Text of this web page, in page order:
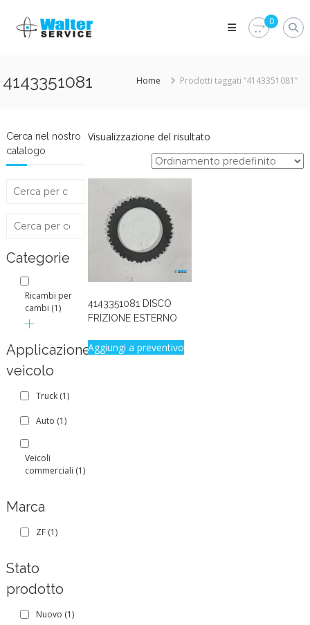
content
Walter
Service
parti
veicolo?
Vieni
Srl
0
4143351081 Home Prodotti taggati “4143351081”
Visualizzazione del risultato
4143351081 DISCO
FRIZIONE ESTERNO
Aggiungi a preventivo
Cerca nel nostro
catalogo
Categorie
Ricambi per
cambi (1)
Applicazione
veicolo
Truck (1)
Auto (1)
Veicoli
commerciali (1)
Marca
ZF (1)
Stato
prodotto
Nuovo (1)